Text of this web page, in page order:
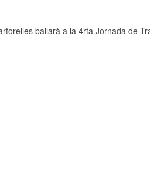
ballarà a la 4rta Jornada de